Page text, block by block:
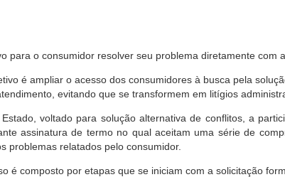
para o consumidor resolver seu problema diretamente com
é ampliar o acesso dos consumidores à busca pela
evitando que se transformem em litígios
voltado para solução alternativa de conflitos, a
assinatura de termo no qual aceitam uma série de
problemas relatados pelo consumidor.
é composto por etapas que se iniciam com a solicitação